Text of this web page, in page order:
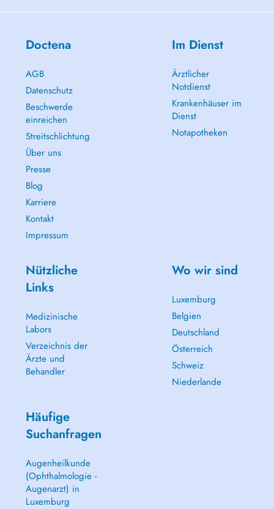
Doctena
AGB
Datenschutz
Beschwerde
einreichen
Streitschlichtung
Über uns
Presse
Blog
Karriere
Kontakt
Impressum
Im Dienst
Ärztlicher
Notdienst
Krankenhäuser im
Dienst
Notapotheken
Nützliche
Links
Medizinische
Labors
Verzeichnis der
Ärzte und
Behandler
Wo wir sind
Luxemburg
Belgien
Deutschland
Österreich
Schweiz
Niederlande
Häufige
Suchanfragen
Augenheilkunde
(Ophthalmologie -
Augenarzt) in
Luxemburg